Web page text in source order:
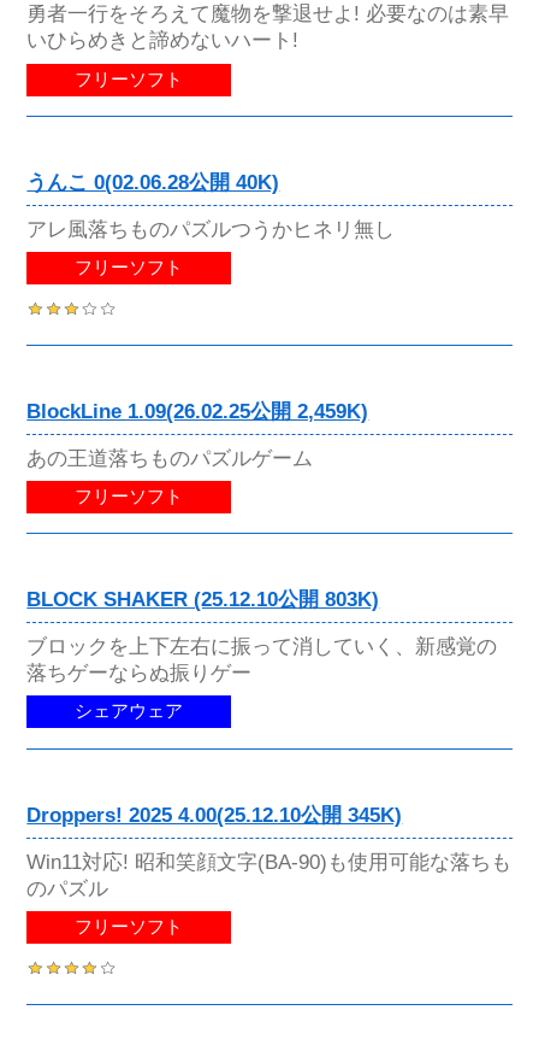
勇者一行をそろえて魔物を撃退せよ! 必要なのは素早
いひらめきと諦めないハート!
フリーソフト
うんこ 0(02.06.28公開 40K)
アレ風落ちものパズルつうかヒネリ無し
フリーソフト
BlockLine 1.09(26.02.25公開 2,459K)
あの王道落ちものパズルゲーム
フリーソフト
BLOCK SHAKER (25.12.10公開 803K)
ブロックを上下左右に振って消していく、新感覚の
落ちゲーならぬ振りゲー
シェアウェア
Droppers! 2025 4.00(25.12.10公開 345K)
Win11対応! 昭和笑顔文字(BA-90)も使用可能な落ちも
のパズル
フリーソフト